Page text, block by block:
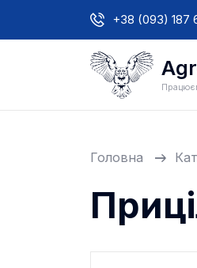
+38 (093) 187
Головна